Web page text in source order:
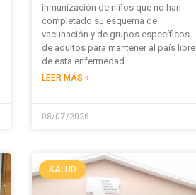
inmunización de niños que no han
completado su esquema de
vacunación y de grupos específicos
de adultos para mantener al país libre
de esta enfermedad.
LEER MÁS »
08/07/2026
SALUD